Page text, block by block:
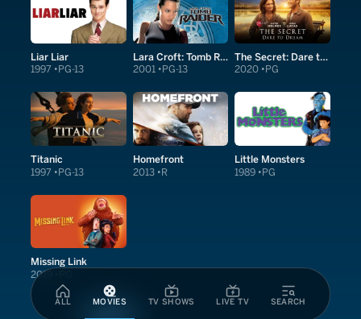
ALL MOVIES TV SHOWS LIVE TV SEARCH
Liar Liar
1997 PG-13
Lara Croft: Tomb Raider
2001 PG-13
The Secret: Dare to Dream
2020 PG
Titanic
1997 PG-13
Homefront
2013 R
Little Monsters
1989 PG
Missing Link
2019